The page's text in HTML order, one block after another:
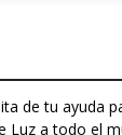
de tu ayuda
Luz a todo el